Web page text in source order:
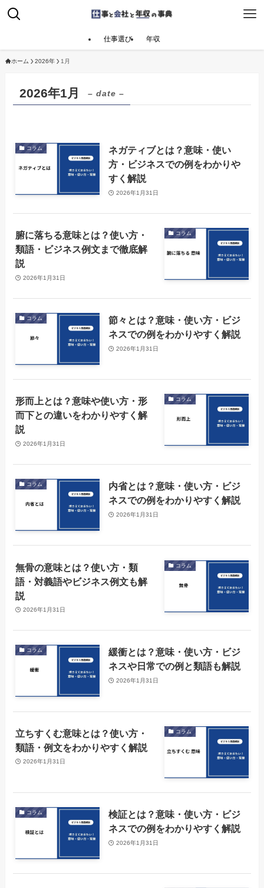
仕事選び 年収
ホーム 2026年 1月
2026年1月 – date –
コラム
ネガティブとは？意味・使い
方・ビジネスでの例をわかりや
すく解説
2026年1月31日
コラム
腑に落ちる意味とは？使い方・
類語・ビジネス例文まで徹底解
説
2026年1月31日
コラム
節々とは？意味・使い方・ビジ
ネスでの例をわかりやすく解説
2026年1月31日
コラム
形而上とは？意味や使い方・形
而下との違いをわかりやすく解
説
2026年1月31日
コラム
内省とは？意味・使い方・ビジ
ネスでの例をわかりやすく解説
2026年1月31日
コラム
無骨の意味とは？使い方・類
語・対義語やビジネス例文も解
説
2026年1月31日
コラム
緩衝とは？意味・使い方・ビジ
ネスや日常での例と類語も解説
2026年1月31日
コラム
立ちすくむ意味とは？使い方・
類語・例文をわかりやすく解説
2026年1月31日
コラム
検証とは？意味・使い方・ビジ
ネスでの例をわかりやすく解説
2026年1月31日